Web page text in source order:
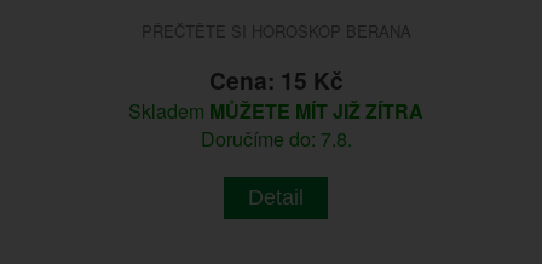
PŘEČTĚTE SI HOROSKOP BERANA
Cena: 15 Kč
Skladem MŮŽETE MÍT JIŽ ZÍTRA
Doručíme do: 7.8.
Detail